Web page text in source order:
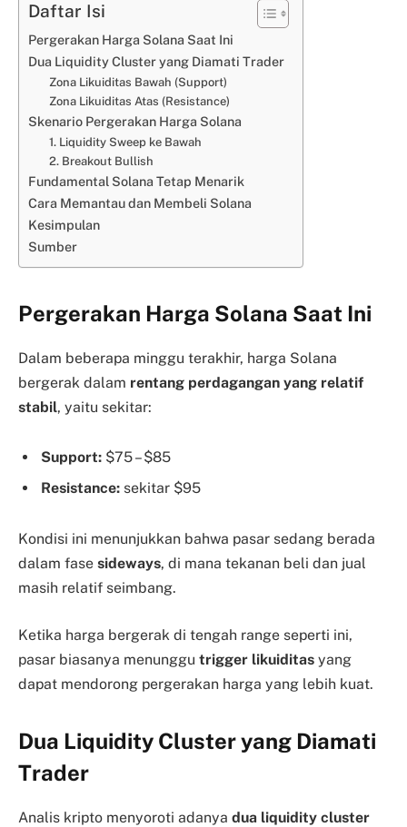
Daftar Isi
Pergerakan Harga Solana Saat Ini
Dua Liquidity Cluster yang Diamati Trader
Zona Likuiditas Bawah (Support)
Zona Likuiditas Atas (Resistance)
Skenario Pergerakan Harga Solana
1. Liquidity Sweep ke Bawah
2. Breakout Bullish
Fundamental Solana Tetap Menarik
Cara Memantau dan Membeli Solana
Kesimpulan
Sumber
Pergerakan Harga Solana Saat Ini
Dalam beberapa minggu terakhir, harga Solana
bergerak dalam rentang perdagangan yang relatif
stabil, yaitu sekitar:
Support: $75 – $85
Resistance: sekitar $95
Kondisi ini menunjukkan bahwa pasar sedang berada
dalam fase sideways, di mana tekanan beli dan jual
masih relatif seimbang.
Ketika harga bergerak di tengah range seperti ini,
pasar biasanya menunggu trigger likuiditas yang
dapat mendorong pergerakan harga yang lebih kuat.
Dua Liquidity Cluster yang Diamati
Trader
Analis kripto menyoroti adanya dua liquidity cluster